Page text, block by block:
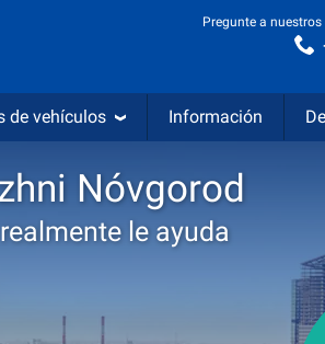
Pregunte a
de vehículos Información
Nóvgorod
le ayuda